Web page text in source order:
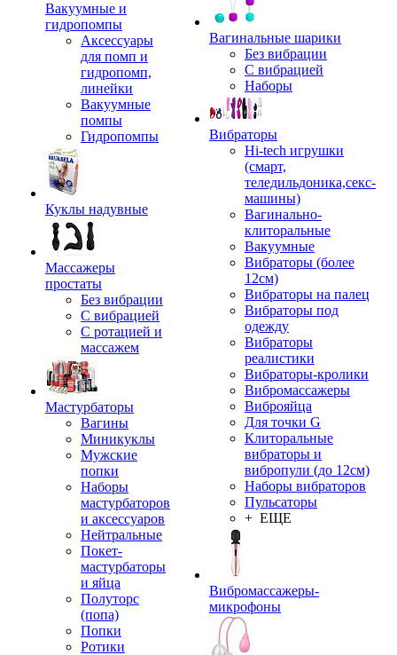
Вакуумные и
гидропомпы
Аксессуары
для помп и
гидропомп,
линейки
Вакуумные
помпы
Гидропомпы
Куклы надувные
Массажеры
простаты
Без вибрации
С вибрацией
С ротацией и
массажем
Мастурбаторы
Вагины
Миникуклы
Мужские
попки
Наборы
мастурбаторов
и аксессуаров
Нейтральные
Покет-
мастурбаторы
и яйца
Полуторс
(попа)
Попки
Ротики
Вагинальные шарики
Без вибрации
С вибрацией
Наборы
Вибраторы
Hi-tech игрушки
(смарт,
теледильдоника,секс-
машины)
Вагинально-
клиторальные
Вакуумные
Вибраторы (более
12см)
Вибраторы на палец
Вибраторы под
одежду
Вибраторы
реалистики
Вибраторы-кролики
Вибромассажеры
Виброяйца
Для точки G
Клиторальные
вибраторы и
вибропули (до 12см)
Наборы вибраторов
Пульсаторы
+ ЕЩЕ
Вибромассажеры-
микрофоны